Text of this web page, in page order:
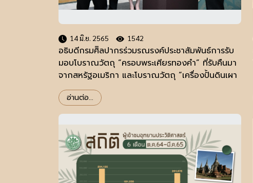
14 มิ.ย. 2565 1542
อธิบดีกรมศิิลปากรร่วมรณรงค์ประชาสัมพันธ์การรับ
มอบโบราณวัตถุ “ครอบพระเศียรทองคำ” ที่รับคืนมา
จากสหรัฐอเมริกา และโบราณวัตถุ “เครื่องปั้นดินเผา
สมัยลพบุรีจากแหล่งเตาจังหวัดบุรีรัมย์”
อ่านต่อ...